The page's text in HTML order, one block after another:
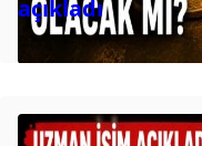
açıkladı